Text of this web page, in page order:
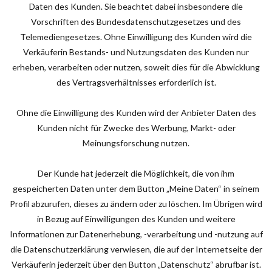
Daten des Kunden. Sie beachtet dabei insbesondere die
Vorschriften des Bundesdatenschutzgesetzes und des
Telemediengesetzes. Ohne Einwilligung des Kunden wird die
Verkäuferin Bestands- und Nutzungsdaten des Kunden nur
erheben, verarbeiten oder nutzen, soweit dies für die Abwicklung
des Vertragsverhältnisses erforderlich ist.
Ohne die Einwilligung des Kunden wird der Anbieter Daten des
Kunden nicht für Zwecke des Werbung, Markt- oder
Meinungsforschung nutzen.
Der Kunde hat jederzeit die Möglichkeit, die von ihm
gespeicherten Daten unter dem Button „Meine Daten“ in seinem
Profil abzurufen, dieses zu ändern oder zu löschen. Im Übrigen wird
in Bezug auf Einwilligungen des Kunden und weitere
Informationen zur Datenerhebung, -verarbeitung und -nutzung auf
die Datenschutzerklärung verwiesen, die auf der Internetseite der
Verkäuferin jederzeit über den Button „Datenschutz“ abrufbar ist.